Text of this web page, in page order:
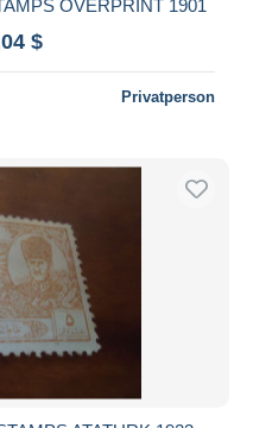
OVERPRINT 1901
$
Privatperson